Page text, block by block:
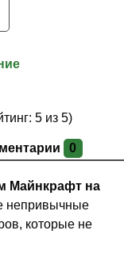
0
5 из 5)
Майнкрафт на
непривычные
которые не